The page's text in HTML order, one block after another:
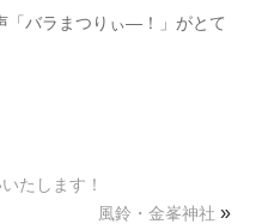
「バラまつりぃ―！」がとて
たします！
風鈴・金峯神社 »